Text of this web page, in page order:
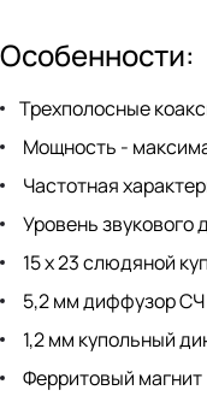
Особенности:
Трехполосные
Мощность -
Частотная
Уровень
15 x 23 слюдяной
5,2 мм диффузор
1,2 мм купольный
Ферритовый